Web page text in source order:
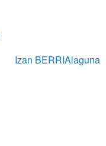
Izan BERRIAlaguna